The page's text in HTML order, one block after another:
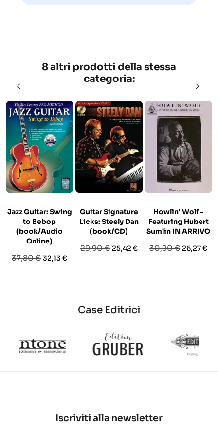
8 altri prodotti della stessa
categoria:
Jazz Guitar: Swing
to Bebop
(book/Audio
Online)
Prezzo
37,80 €Prezzo
32,13 €
Guitar Signature
Licks: Steely Dan
(book/CD)
Prezzo
29,90 € Prezzo
25,42 €
Howlin' Wolf -
Featuring Hubert
Sumlin IN ARRIVO
Prezzo
30,90 € Prezzo
26,27 €
Case Editrici
Iscriviti alla newsletter